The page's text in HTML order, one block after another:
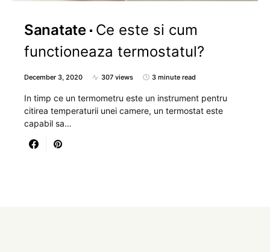
Sanatate Ce este si cum
functioneaza termostatul?
December 3, 2020 307 views 3 minute read
In timp ce un termometru este un instrument pentru
citirea temperaturii unei camere, un termostat este
capabil sa…